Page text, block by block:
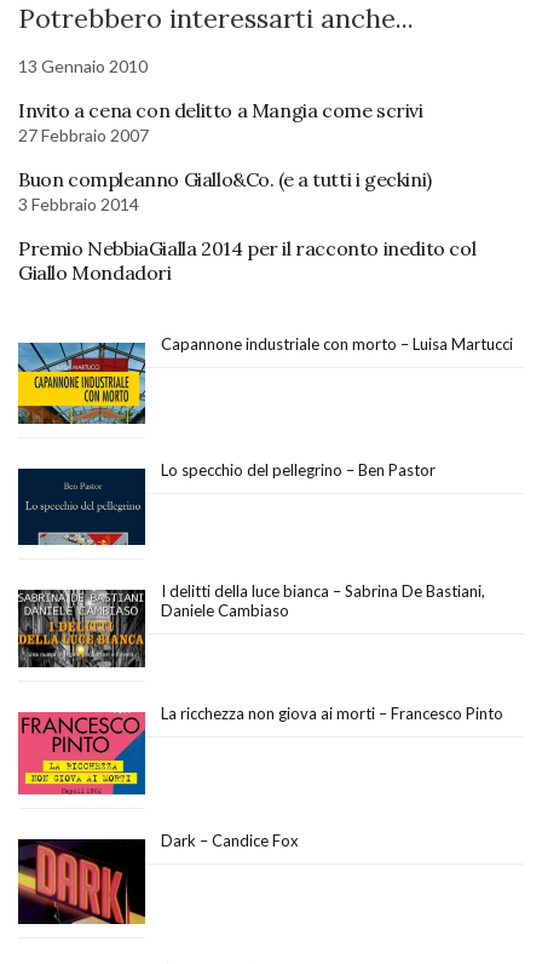
Potrebbero interessarti anche...
13 Gennaio 2010
Invito a cena con delitto a Mangia come scrivi
27 Febbraio 2007
Buon compleanno Giallo&Co. (e a tutti i geckini)
3 Febbraio 2014
Premio NebbiaGialla 2014 per il racconto inedito col
Giallo Mondadori
Capannone industriale con morto – Luisa Martucci
Lo specchio del pellegrino – Ben Pastor
I delitti della luce bianca – Sabrina De Bastiani,
Daniele Cambiaso
La ricchezza non giova ai morti – Francesco Pinto
Dark – Candice Fox